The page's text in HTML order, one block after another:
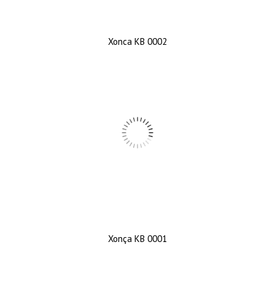
Xonca KB 0002
Xonça KB 0001